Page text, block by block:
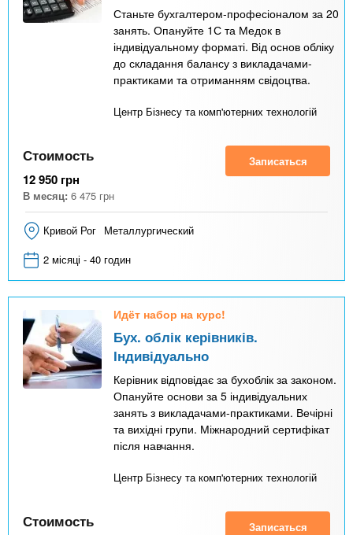
Станьте бухгалтером-професіоналом за 20
занять. Опануйте 1С та Медок в
індивідуальному форматі. Від основ обліку
до складання балансу з викладачами-
практиками та отриманням свідоцтва.
Центр Бізнесу та комп'ютерних технологій
Стоимость
12 950 грн
В месяц: 6 475 грн
Записаться
Кривой Рог Металлургический
2 місяці - 40 годин
Идёт набор на курс!
Бух. облік керівників.
Індивідуально
Керівник відповідає за бухоблік за законом.
Опануйте основи за 5 індивідуальних
занять з викладачами-практиками. Вечірні
та вихідні групи. Міжнародний сертифікат
після навчання.
Центр Бізнесу та комп'ютерних технологій
Стоимость Записаться